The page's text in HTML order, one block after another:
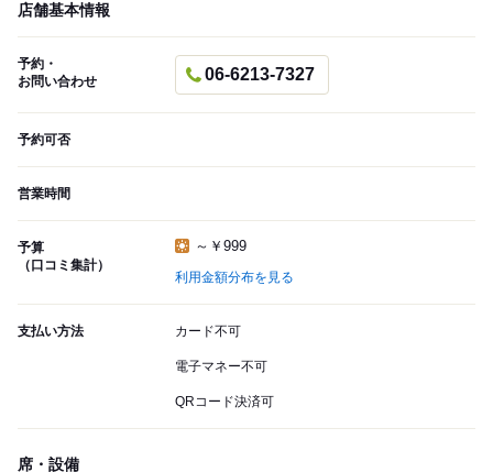
店舗基本情報
予約・
お問い合わせ
06-6213-7327
予約可否
営業時間
予算
（口コミ集計）
～￥999
利用金額分布を見る
支払い方法 カード不可
電子マネー不可
QRコード決済可
席・設備